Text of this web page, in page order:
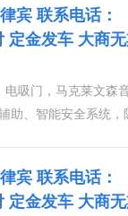
宾 联系电话：
定金发车 大商
吸门，马克莱文森
、智能安全系统，
宾 联系电话：
定金发车 大商